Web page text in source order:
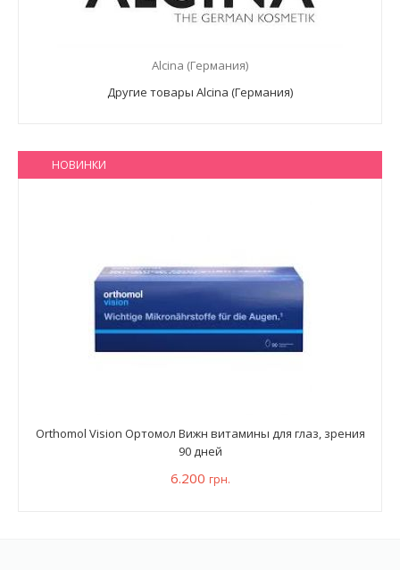
Alcina (Германия)
Другие товары Alcina (Германия)
НОВИНКИ
Orthomol Vision Ортомол Вижн витамины для глаз, зрения
90 дней
6.200 грн.